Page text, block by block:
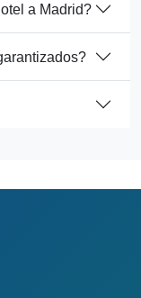
a Madrid?